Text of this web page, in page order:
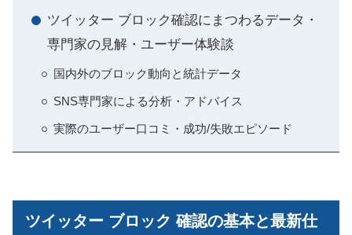
ツイッター ブロック確認にまつわるデータ・
専門家の見解・ユーザー体験談
国内外のブロック動向と統計データ
SNS専門家による分析・アドバイス
実際のユーザー口コミ・成功/失敗エピソード
ツイッター ブロック 確認の基本と最新仕